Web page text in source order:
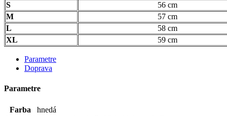
S
56 cm
M
57 cm
L
58 cm
XL
59 cm
Parametre
Doprava
Parametre
Farba
hnedá